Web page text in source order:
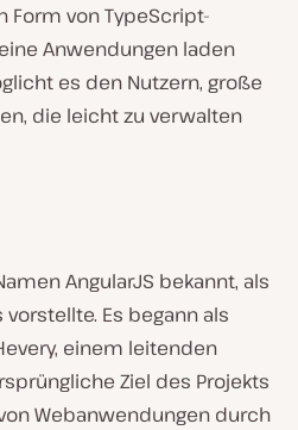
Form von TypeScript-
Anwendungen laden
es den Nutzern, große
die leicht zu verwalten
AngularJS bekannt, als
Es begann als
einem leitenden
Ziel des Projekts
Webanwendungen durch